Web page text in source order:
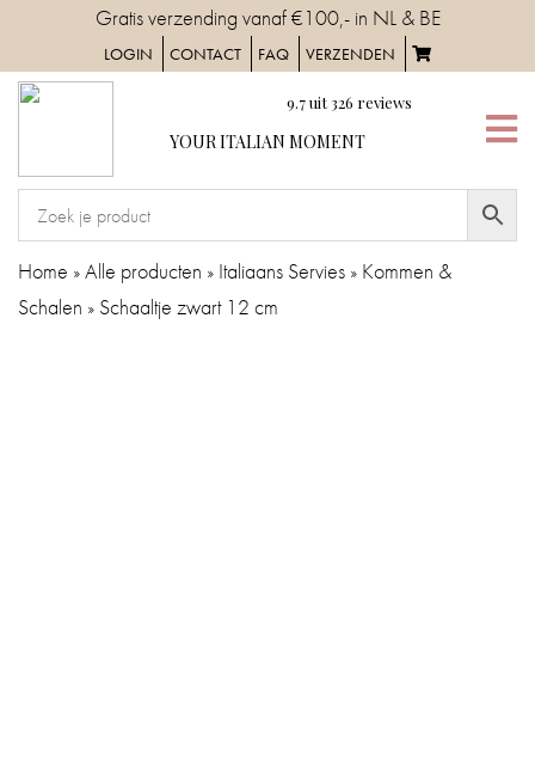
content
Gratis verzending vanaf €100,- in NL & BE
LOGIN CONTACT FAQ VERZENDEN
9.7uit326 reviews
YOUR ITALIAN MOMENT
MOMENT
HOME
SERVIES
Home »Alle producten » Italiaans Servies » Kommen &
Schalen » Schaaltje zwart 12 cm